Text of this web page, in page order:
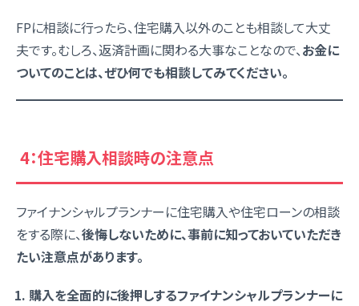
FPに相談に行ったら、住宅購入以外のことも相談して大丈
夫です。むしろ、返済計画に関わる大事なことなので、お金に
ついてのことは、ぜひ何でも相談してみてください。
4：住宅購入相談時の注意点
ファイナンシャルプランナーに住宅購入や住宅ローンの相談
をする際に、後悔しないために、事前に知っておいていただき
たい注意点があります。
購入を全面的に後押しするファイナンシャルプランナーに